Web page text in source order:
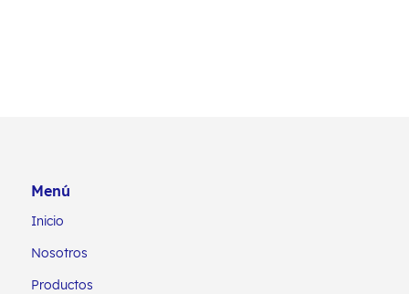
Menú
Inicio
Nosotros
Productos